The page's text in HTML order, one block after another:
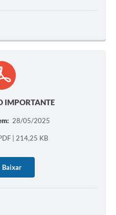
IMPORTANTE
28/05/2025
| 214,25 KB
Baixar